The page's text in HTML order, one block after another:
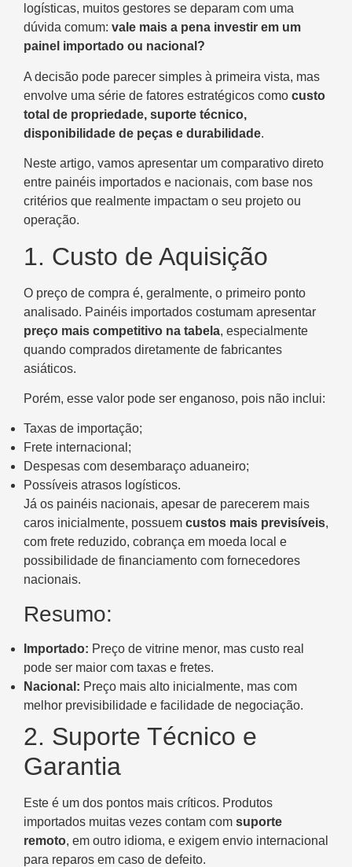
logísticas, muitos gestores se deparam com uma
dúvida comum: vale mais a pena investir em um
painel importado ou nacional?
A decisão pode parecer simples à primeira vista, mas
envolve uma série de fatores estratégicos como custo
total de propriedade, suporte técnico,
disponibilidade de peças e durabilidade.
Neste artigo, vamos apresentar um comparativo direto
entre painéis importados e nacionais, com base nos
critérios que realmente impactam o seu projeto ou
operação.
1. Custo de Aquisição
O preço de compra é, geralmente, o primeiro ponto
analisado. Painéis importados costumam apresentar
preço mais competitivo na tabela, especialmente
quando comprados diretamente de fabricantes
asiáticos.
Porém, esse valor pode ser enganoso, pois não inclui:
Taxas de importação;
Frete internacional;
Despesas com desembaraço aduaneiro;
Possíveis atrasos logísticos.
Já os painéis nacionais, apesar de parecerem mais
caros inicialmente, possuem custos mais previsíveis,
com frete reduzido, cobrança em moeda local e
possibilidade de financiamento com fornecedores
nacionais.
Resumo:
Importado: Preço de vitrine menor, mas custo real
pode ser maior com taxas e fretes.
Nacional: Preço mais alto inicialmente, mas com
melhor previsibilidade e facilidade de negociação.
2. Suporte Técnico e
Garantia
Este é um dos pontos mais críticos. Produtos
importados muitas vezes contam com suporte
remoto, em outro idioma, e exigem envio internacional
para reparos em caso de defeito.